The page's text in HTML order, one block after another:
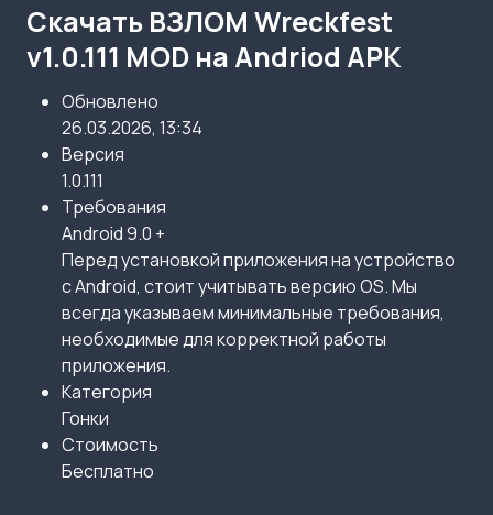
Скачать ВЗЛОМ Wreckfest
v1.0.111 MOD на Andriod APK
Обновлено
26.03.2026, 13:34
Версия
1.0.111
Требования
Android 9.0 +
Перед установкой приложения на устройство
с Android, стоит учитывать версию OS. Мы
всегда указываем минимальные требования,
необходимые для корректной работы
приложения.
Категория
Гонки
Стоимость
Бесплатно